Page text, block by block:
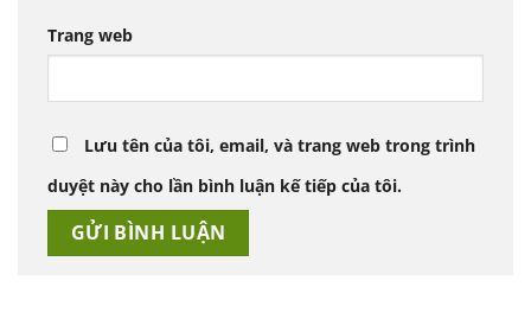
Trang web
Lưu tên của tôi, email, và trang web trong trình
duyệt này cho lần bình luận kế tiếp của tôi.